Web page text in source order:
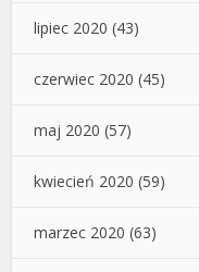
lipiec 2020 (43)
czerwiec 2020 (45)
maj 2020 (57)
kwiecień 2020 (59)
marzec 2020 (63)